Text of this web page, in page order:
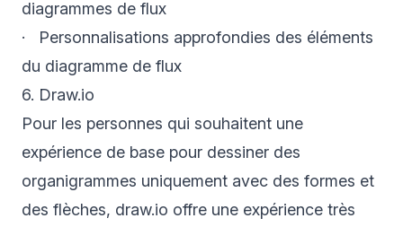
diagrammes de flux
· Personnalisations approfondies des éléments
du diagramme de flux
6. Draw.io
Pour les personnes qui souhaitent une
expérience de base pour dessiner des
organigrammes uniquement avec des formes et
des flèches, draw.io offre une expérience très